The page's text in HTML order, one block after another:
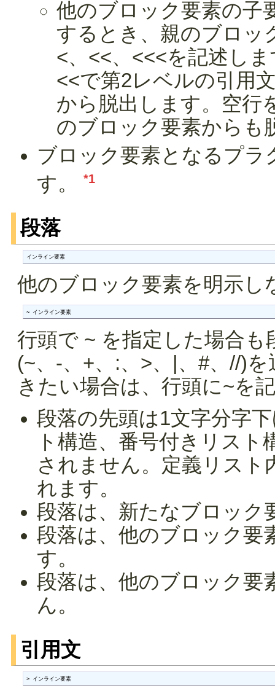
他のブロック要素の子
するとき、親のブロッ
<、<<、<<<を記述し
<<で第2レベルの引用
から脱出します。空行
のブロック要素からも
ブロック要素となるプ
す。
*1
段落
インライン要素
他のブロック要素を明示し
~ インライン要素
行頭で ~ を指定した場合
(~、-、+、:、>、|、#、//)
きたい場合は、行頭に~を
段落の先頭は1文字分字
ト構造、番号付きリス
されません。定義リスト
れます。
段落は、新たなブロック
段落は、他のブロック要
す。
段落は、他のブロック要
ん。
引用文
> インライン要素